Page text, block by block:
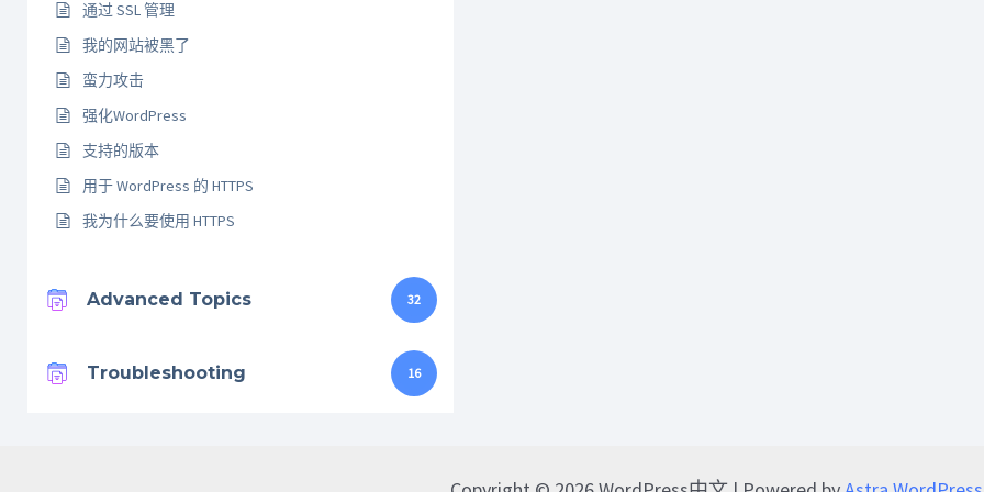
通过 SSL 管理
我的网站被黑了
蛮力攻击
强化WordPress
支持的版本
用于 WordPress 的 HTTPS
我为什么要使用 HTTPS
Advanced Topics 32
Troubleshooting 16